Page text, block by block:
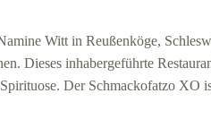
Witt in Reußenköge,
Dieses inhabergeführte
Spirituose. Der Schmackofatzo